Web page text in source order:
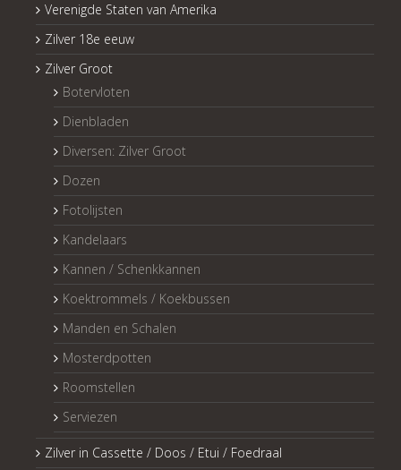
Verenigde Staten van Amerika
Zilver 18e eeuw
Zilver Groot
Botervloten
Dienbladen
Diversen: Zilver Groot
Dozen
Fotolijsten
Kandelaars
Kannen / Schenkkannen
Koektrommels / Koekbussen
Manden en Schalen
Mosterdpotten
Roomstellen
Serviezen
Zilver in Cassette / Doos / Etui / Foedraal